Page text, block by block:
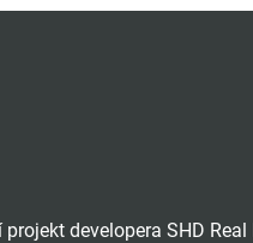
developera SHD